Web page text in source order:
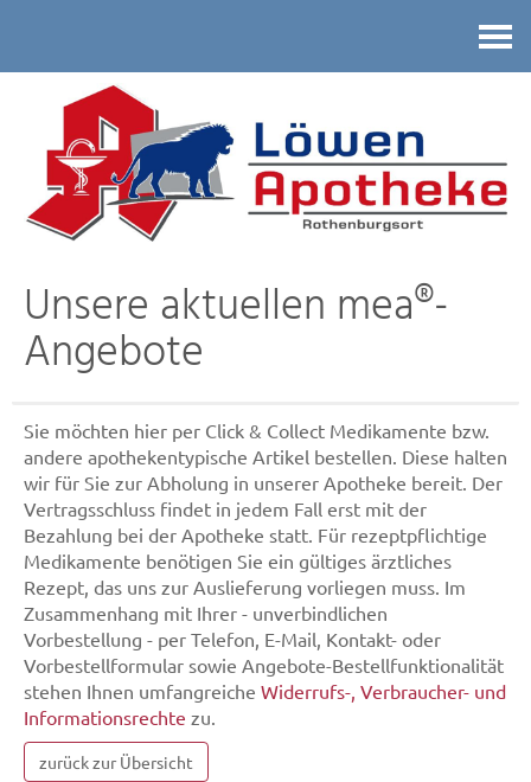
Unsere aktuellen mea®-
Angebote
Sie möchten hier per Click & Collect Medikamente bzw.
andere apothekentypische Artikel bestellen. Diese halten
wir für Sie zur Abholung in unserer Apotheke bereit. Der
Vertragsschluss findet in jedem Fall erst mit der
Bezahlung bei der Apotheke statt. Für rezeptpflichtige
Medikamente benötigen Sie ein gültiges ärztliches
Rezept, das uns zur Auslieferung vorliegen muss. Im
Zusammenhang mit Ihrer - unverbindlichen
Vorbestellung - per Telefon, E-Mail, Kontakt- oder
Vorbestellformular sowie Angebote-Bestellfunktionalität
stehen Ihnen umfangreiche Widerrufs-, Verbraucher- und
Informationsrechte zu.
zurück zur Übersicht